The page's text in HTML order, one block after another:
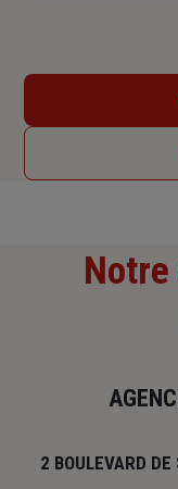
2 BOULEVARD